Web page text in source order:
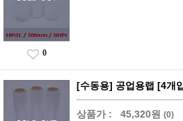
0
[수동용] 공업용랩 [4개
상품가 : 45,320원 (0)